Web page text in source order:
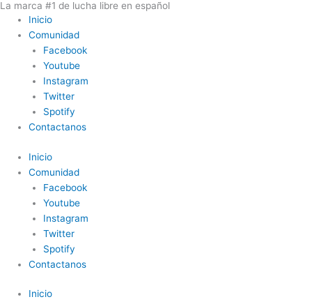
Ir
contenido
La marca #1 de lucha libre en español
Inicio
Comunidad
Facebook
Youtube
Instagram
Twitter
Spotify
Contactanos
Inicio
Comunidad
Facebook
Youtube
Instagram
Twitter
Spotify
Contactanos
Inicio